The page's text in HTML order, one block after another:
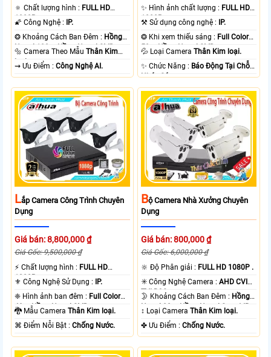
🔅 Chất lượng hình : FULL HD
1080P .
🌠 Công Nghệ :
IP.
❂ Khoảng Cách Ban Đêm : Hồng
Ngoại 100m Hồng Ngoại SMD.
🔩 Camera Theo MẫuThân Kim
loại.
️⇝ Ưu Điểm :Công Nghệ AI.
✨ Hình ảnh chất lượng : FULL HD
1080P .
⚒ Sử dụng công nghệ :
IP.
❂ Khi xem thiếu sáng : Full Color
50m Hồng Ngoại SMD.
💦 Loại CameraThân Kim loại.
️✨ Chức Năng : Báo Động Tại Chỗ
Nháy Sáng.
LẮp Camera Công Trình Chuyên
Dụng
Giá bán: 8,800,000 ₫
Giá Gốc: 9,500,000 ₫
️⚡ Chất lượng hình : FULL HD
1080P .
⚜️ Công Nghệ Sử Dụng : IP.
❈ Hình ảnh ban đêm : Full Color
40m Hồng Ngoại SMD.
🐉️ Mẫu CameraThân Kim loại.
️⌘ Điểm Nỗi Bật :Chống Nước.
BỘ Camera Nhà Xưởng Chuyên
Dụng
Giá bán: 800,000 ₫
Giá Gốc: 6,000,000 ₫
🔆 Độ Phân giải : FULL HD 1080P .
✳️ Công Nghệ Camera :AHD CVI
TVI BCS.
🌛 Khoảng Cách Ban Đêm : Hồng
Ngoại 80m Hồng Ngoại Smart IR.
↕️ Loại CameraThân Kim loại.
️✤ Ưu Điểm :Chống Nước.